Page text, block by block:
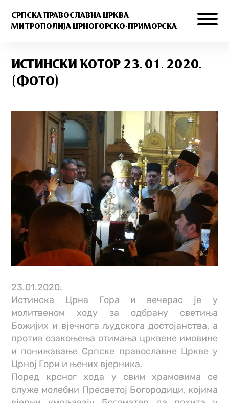
СРПСКА ПРАВОСЛАВНА ЦРКВА
МИТРОПОЛИЈА ЦРНОГОРСКО-ПРИМОРСКА
ИСТИНСКИ КОТОР 23. 01. 2020.
(ФОТО)
23.01.2020.
Истинска Црна Гора и вечерас је у
молитвеном ходу за одбрану светиња
Божијих и вјечнога људскога достојанства, а
против озакоњења отимања црквене имовине
и понижавање Српске православне Цркве у
Црној Гори и њених вјерника.
Поред крсног хода у свим храмовима се
служе молебни Пресветој Богородици, којима